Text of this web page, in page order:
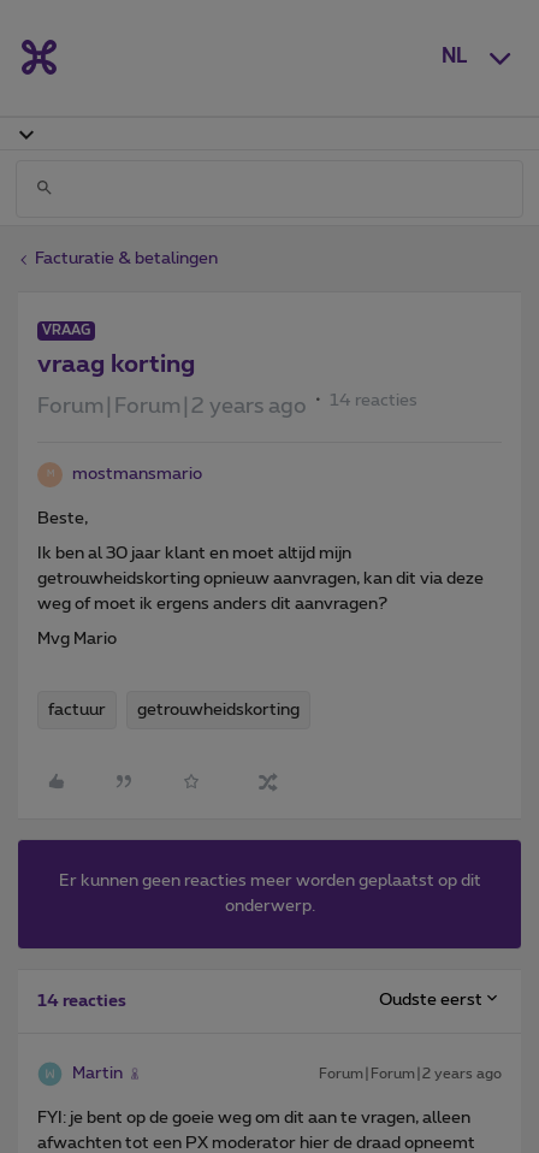
NL
Facturatie & betalingen
VRAAG
vraag korting
Forum|Forum|2 years ago 14 reacties
M mostmansmario
Beste,
Ik ben al 30 jaar klant en moet altijd mijn
getrouwheidskorting opnieuw aanvragen, kan dit via deze
weg of moet ik ergens anders dit aanvragen?
Mvg Mario
factuur getrouwheidskorting
Er kunnen geen reacties meer worden geplaatst op dit
onderwerp.
14 reacties Oudste eerst
Martin Forum|Forum|2 years ago
FYI: je bent op de goeie weg om dit aan te vragen, alleen
afwachten tot een PX moderator hier de draad opneemt